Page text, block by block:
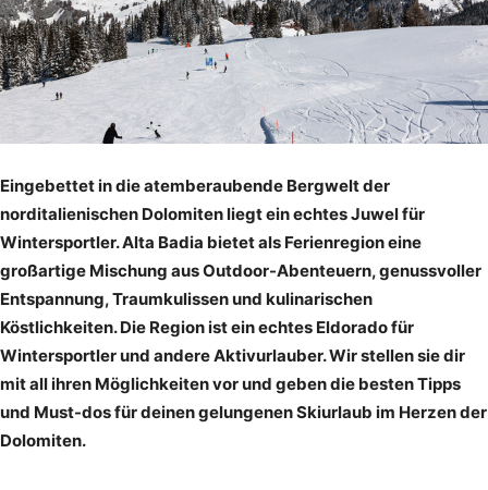
Eingebettet in die atemberaubende Bergwelt der
norditalienischen Dolomiten liegt ein echtes Juwel für
Wintersportler. Alta Badia bietet als Ferienregion eine
großartige Mischung aus Outdoor-Abenteuern, genussvoller
Entspannung, Traumkulissen und kulinarischen
Köstlichkeiten. Die Region ist ein echtes Eldorado für
Wintersportler und andere Aktivurlauber. Wir stellen sie dir
mit all ihren Möglichkeiten vor und geben die besten Tipps
und Must-dos für deinen gelungenen Skiurlaub im Herzen der
Dolomiten.